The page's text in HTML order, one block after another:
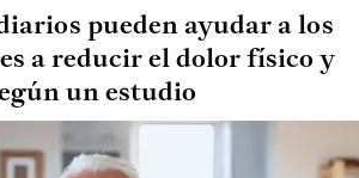
pueden ayudar a los
a reducir el dolor físico y
un estudio